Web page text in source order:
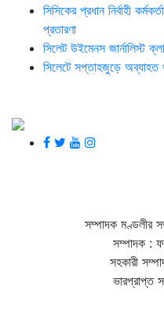
সিসিকের প্রধান নির্বাহী
প্রতারণা
সিলেট উইমেনস জার্নালিস্ট
সিলেটে সপ্তাহজুড়ে অব্যাহত
সম্পাদক মণ্ডলীর
সম্পাদক :
সহকারী
ভারপ্রাপ্ত